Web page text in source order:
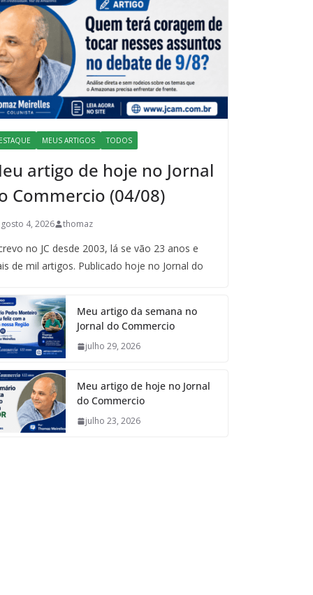
MEUS ARTIGOS TODOS
artigo de hoje no Jornal
Commercio (04/08)
4, 2026 thomaz
no JC desde 2003, lá se vão 23 anos e
de mil artigos. Publicado hoje no Jornal do
Meu artigo da semana no
Jornal do Commercio
julho 29, 2026
Meu artigo de hoje no Jornal
do Commercio
julho 23, 2026